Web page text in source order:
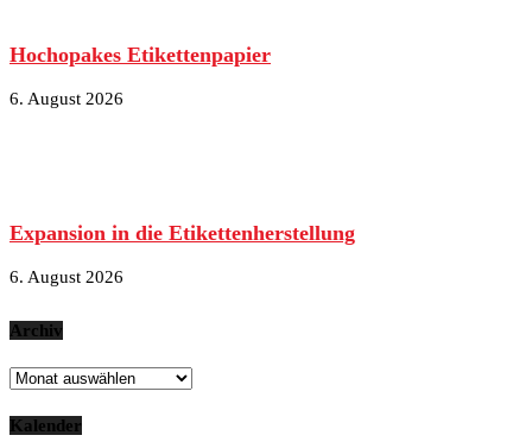
Hochopakes Etikettenpapier
6. August 2026
Expansion in die Etikettenherstellung
6. August 2026
Archiv
Archiv
Kalender